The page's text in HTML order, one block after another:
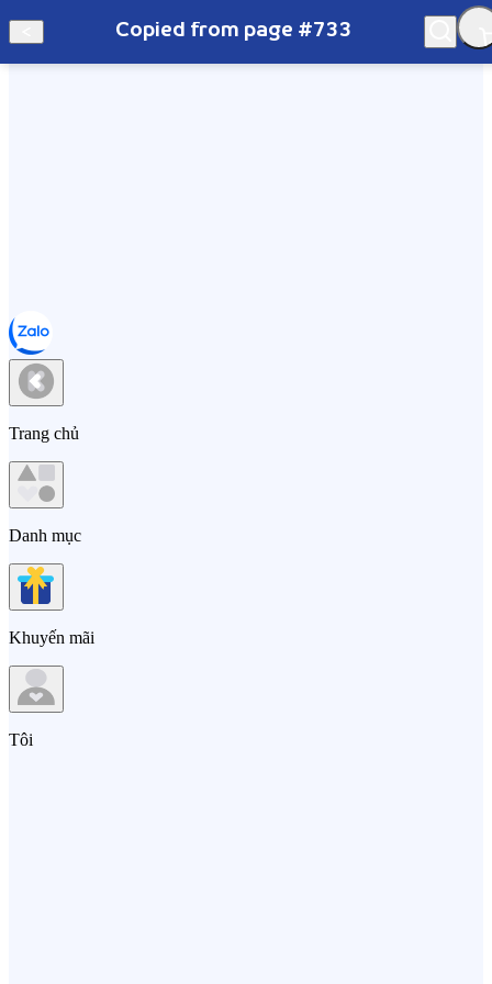
Copied from page #733
Hà Nội
Trang chủ
Danh mục
Khuyến mãi
Tôi